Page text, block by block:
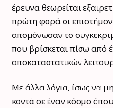
έρευνα θεωρείται
πρώτη φορά οι
απομόνωσαν το
που βρίσκεται πίσω από
αποκαταστατικών
Με άλλα λόγια, ίσως να
κοντά σε έναν κόσμο